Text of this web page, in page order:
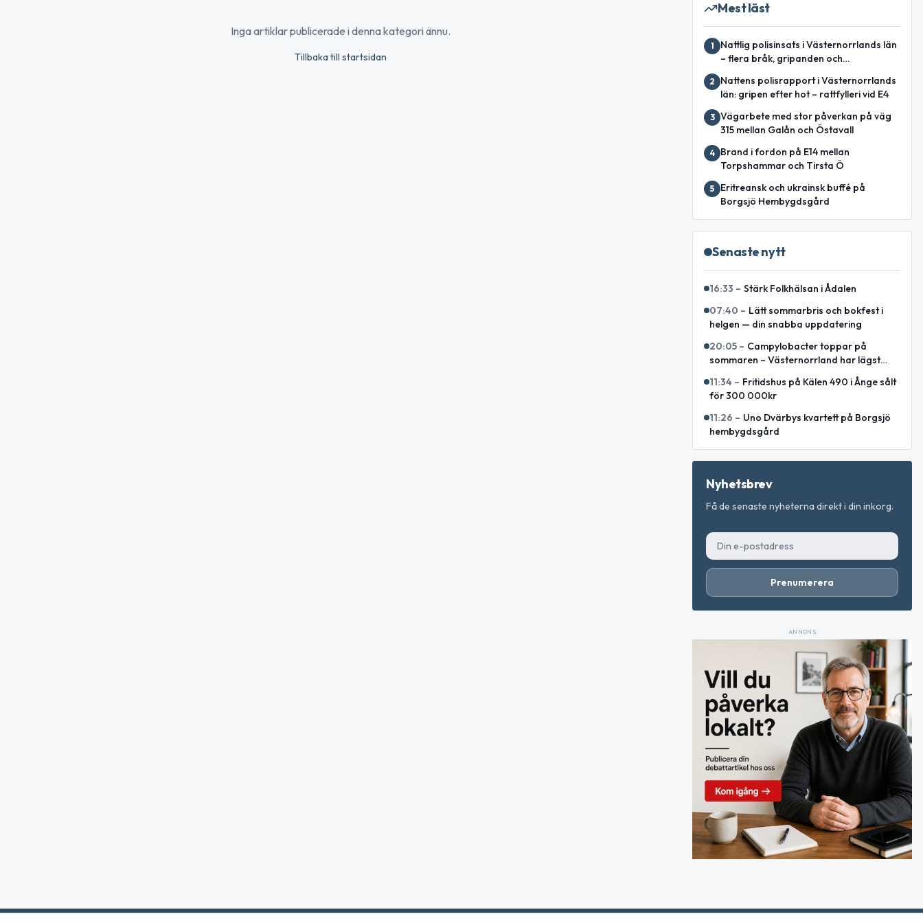
Inga artiklar publicerade i denna kategori ännu.
Tillbaka till startsidan
Mest läst
1
Nattlig polisinsats i Västernorrlands län
– flera bråk, gripanden och
2
Nattens polisrapport i Västernorrlands
län: gripen efter hot – rattfylleri vid E4
3 Vägarbete med stor påverkan på väg
315 mellan Galån och Östavall
4
Brand i fordon på E14 mellan
Torpshammar och Tirsta Ö
5
Eritreansk och ukrainsk buffé på
Borgsjö Hembygdsgård
Senaste nytt
16:33 – Stärk Folkhälsan i Ådalen
07:40 – Lätt sommarbris och bokfest i
helgen — din snabba uppdatering
20:05 – Campylobacter toppar på
sommaren – Västernorrland har lägst
11:34 – Fritidshus på Kälen 490 i Ånge sålt
för 300 000kr
11:26 – Uno Dvärbys kvartett på Borgsjö
hembygdsgård
Nyhetsbrev
Få de senaste nyheterna direkt i din inkorg.
Prenumerera
ANNONS